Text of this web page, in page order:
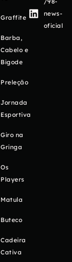
Graffite
Barba,
Cabelo e
Bigode
Preleção
Jornada
Esportiva
Giro na
Gringa
Os
Players
Matula
Buteco
Cadeira
Cativa
news-
oficial